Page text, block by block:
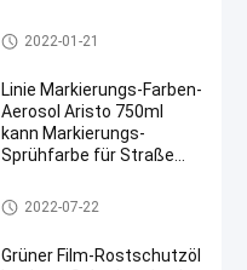
Gewebesprühfarbe
2022-01-21
Linie Markierungs-Farben-
Aerosol Aristo 750ml
kann Markierungs-
Sprühfarbe für Straße
Kennzeichnung Sprühfarbe
2022-07-22
Grüner Film-Rostschutzöl